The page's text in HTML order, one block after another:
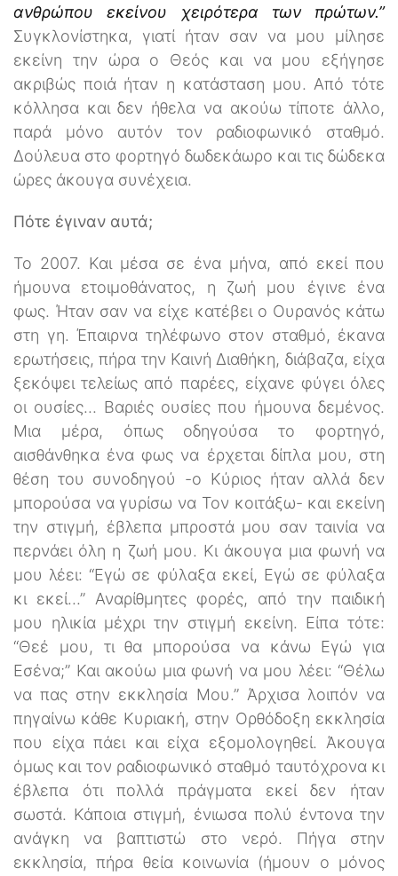
ανθρώπου εκείνου χειρότερα των πρώτων.”
Συγκλονίστηκα, γιατί ήταν σαν να μου μίλησε
εκείνη την ώρα ο Θεός και να μου εξήγησε
ακριβώς ποιά ήταν η κατάσταση μου. Από τότε
κόλλησα και δεν ήθελα να ακούω τίποτε άλλο,
παρά μόνο αυτόν τον ραδιοφωνικό σταθμό.
Δούλευα στο φορτηγό δωδεκάωρο και τις δώδεκα
ώρες άκουγα συνέχεια.
Πότε έγιναν αυτά;
Το 2007. Και μέσα σε ένα μήνα, από εκεί που
ήμουνα ετοιμοθάνατος, η ζωή μου έγινε ένα
φως. Ήταν σαν να είχε κατέβει ο Ουρανός κάτω
στη γη. Έπαιρνα τηλέφωνο στον σταθμό, έκανα
ερωτήσεις, πήρα την Καινή Διαθήκη, διάβαζα, είχα
ξεκόψει τελείως από παρέες, είχανε φύγει όλες
οι ουσίες... Βαριές ουσίες που ήμουνα δεμένος.
Μια μέρα, όπως οδηγούσα το φορτηγό,
αισθάνθηκα ένα φως να έρχεται δίπλα μου, στη
θέση του συνοδηγού -ο Κύριος ήταν αλλά δεν
μπορούσα να γυρίσω να Τον κοιτάξω- και εκείνη
την στιγμή, έβλεπα μπροστά μου σαν ταινία να
περνάει όλη η ζωή μου. Κι άκουγα μια φωνή να
μου λέει: “Εγώ σε φύλαξα εκεί, Εγώ σε φύλαξα
κι εκεί...” Αναρίθμητες φορές, από την παιδική
μου ηλικία μέχρι την στιγμή εκείνη. Είπα τότε:
“Θεέ μου, τι θα μπορούσα να κάνω Εγώ για
Εσένα;” Και ακούω μια φωνή να μου λέει: “Θέλω
να πας στην εκκλησία Μου.” Άρχισα λοιπόν να
πηγαίνω κάθε Κυριακή, στην Ορθόδοξη εκκλησία
που είχα πάει και είχα εξομολογηθεί. Άκουγα
όμως και τον ραδιοφωνικό σταθμό ταυτόχρονα κι
έβλεπα ότι πολλά πράγματα εκεί δεν ήταν
σωστά. Κάποια στιγμή, ένιωσα πολύ έντονα την
ανάγκη να βαπτιστώ στο νερό. Πήγα στην
εκκλησία, πήρα θεία κοινωνία (ήμουν ο μόνος